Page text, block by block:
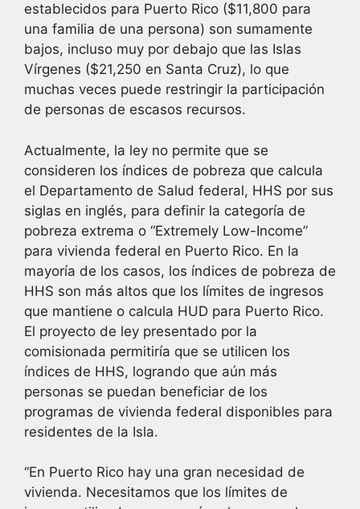
establecidos para Puerto Rico ($11,800 para
una familia de una persona) son sumamente
bajos, incluso muy por debajo que las Islas
Vírgenes ($21,250 en Santa Cruz), lo que
muchas veces puede restringir la participación
de personas de escasos recursos.
Actualmente, la ley no permite que se
consideren los índices de pobreza que calcula
el Departamento de Salud federal, HHS por sus
siglas en inglés, para definir la categoría de
pobreza extrema o “Extremely Low-Income”
para vivienda federal en Puerto Rico. En la
mayoría de los casos, los índices de pobreza de
HHS son más altos que los límites de ingresos
que mantiene o calcula HUD para Puerto Rico.
El proyecto de ley presentado por la
comisionada permitiría que se utilicen los
índices de HHS, logrando que aún más
personas se puedan beneficiar de los
programas de vivienda federal disponibles para
residentes de la Isla.
“En Puerto Rico hay una gran necesidad de
vivienda. Necesitamos que los límites de